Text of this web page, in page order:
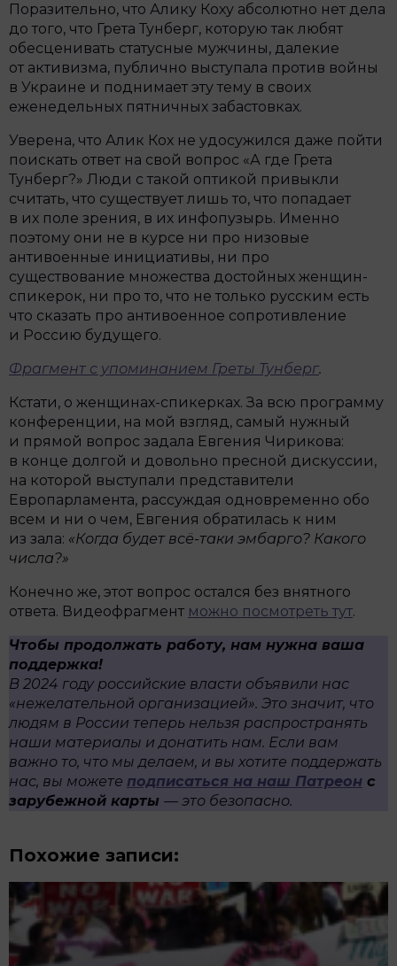
Поразительно, что Алику Коху абсолютно нет дела
до того, что Грета Тунберг, которую так любят
обесценивать статусные мужчины, далекие
от активизма, публично выступала против войны
в Украине и поднимает эту тему в своих
еженедельных пятничных забастовках.
Уверена, что Алик Кох не удосужился даже пойти
поискать ответ на свой вопрос «А где Грета
Тунберг?» Люди с такой оптикой привыкли
считать, что существует лишь то, что попадает
в их поле зрения, в их инфопузырь. Именно
поэтому они не в курсе ни про низовые
антивоенные инициативы, ни про
существование множества достойных женщин-
спикерок, ни про то, что не только русским есть
что сказать про антивоенное сопротивление
и Россию будущего.
Фрагмент с упоминанием Греты Тунберг.
Кстати, о женщинах-спикерках. За всю программу
конференции, на мой взгляд, самый нужный
и прямой вопрос задала Евгения Чирикова:
в конце долгой и довольно пресной дискуссии,
на которой выступали представители
Европарламента, рассуждая одновременно обо
всем и ни о чем, Евгения обратилась к ним
из зала: «Когда будет всё-таки эмбарго? Какого
числа?»
Конечно же, этот вопрос остался без внятного
ответа. Видеофрагмент можно посмотреть тут.
Чтобы продолжать работу, нам нужна ваша
поддержка!
В 2024 году российские власти объявили нас
«нежелательной организацией». Это значит, что
людям в России теперь нельзя распространять
наши материалы и донатить нам. Если вам
важно то, что мы делаем, и вы хотите поддержать
нас, вы можете подписаться на наш Патреон с
зарубежной карты — это безопасно.
Похожие записи: